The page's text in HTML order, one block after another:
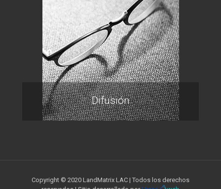
Difusión
Copyright © 2020 LandMatrix LAC | Todos los derechos